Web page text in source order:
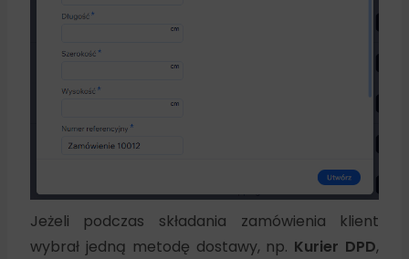
Jeżeli podczas składania zamówienia klient
wybrał jedną metodę dostawy, np. Kurier DPD,